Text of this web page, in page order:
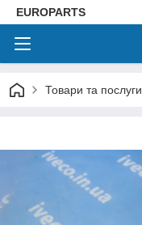
EUROPARTS
Товари та послуги